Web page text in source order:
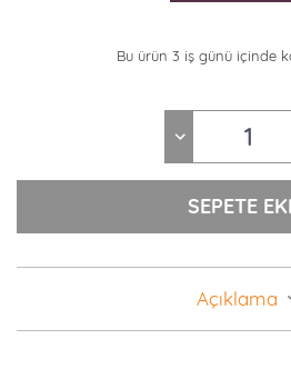
Bu ürün 3 iş günü içinde
Açıklama